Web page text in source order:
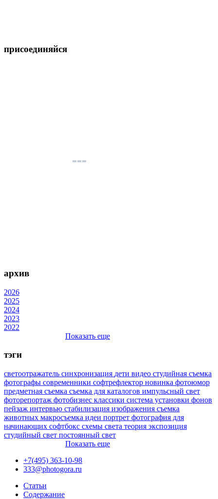
присоединяйся
архив
2026
2025
2024
2023
2022
Показать еще
тэги
светоотражатель синхронизация дети видео студийная съемка
фотографы современники софтрефлектор новинка фотоюмор
предметная съемка съемка для каталогов импульсный свет
фоторепортаж фотобизнес классики система установки фонов
пейзаж интервью стабилизация изображения съемка
животных макросъемка идеи портрет фотография для
начинающих софтбокс схемы света теория экспозиция
студийный свет постоянный свет
Показать еще
+7(495) 363-10-98
333@photogora.ru
Статьи
Содержание